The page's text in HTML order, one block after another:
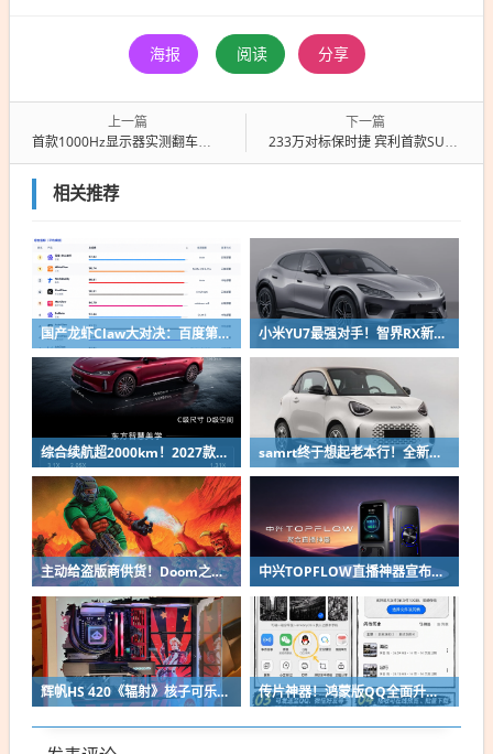
海报 阅读 分享
上一篇
首款1000Hz显示器实测翻车！效果还不如240Hz OLED
下一篇
233万对标保时捷 宾利首款SUV渲染图曝光
相关推荐
国产龙虾Claw大对决：百度第一、小米第二 小米YU7最强对手！智界RX新车申报：低趴车身颜值出众
综合续航超2000km！2027款奇瑞风云A9L上市：限时13.99万起 samrt终于想起老本行！全新微型纯电双座轿车精灵#2申报
主动给盗版商供货！Doom之父自曝曾向中国贱卖空包装 中兴TOPFLOW直播神器宣布8月14日开售：Wi-Fi 7 最多连接64台设备
辉帆HS 420《辐射》核子可乐定制版机箱亮相：2027年正式发售 传片神器！鸿蒙版QQ全面升级：10G大文件免压缩直传